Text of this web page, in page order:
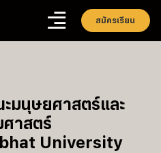
สมัครเรียน
นุษยศาสตร์และ
าสตร์
University